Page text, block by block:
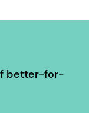
better-for-